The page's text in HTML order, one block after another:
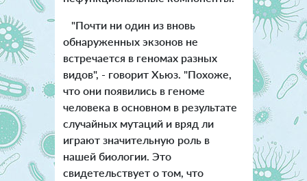
"Почти ни один из вновь
обнаруженных экзонов не
встречается в геномах разных
видов", - говорит Хьюз. "Похоже,
что они появились в геноме
человека в основном в результате
случайных мутаций и вряд ли
играют значительную роль в
нашей биологии. Это
свидетельствует о том, что